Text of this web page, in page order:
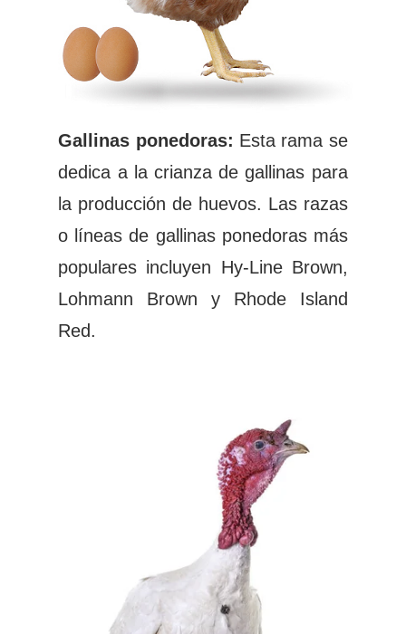
Gallinas ponedoras: Esta rama se
dedica a la crianza de gallinas para
la producción de huevos. Las razas
o líneas de gallinas ponedoras más
populares incluyen Hy-Line Brown,
Lohmann Brown y Rhode Island
Red.